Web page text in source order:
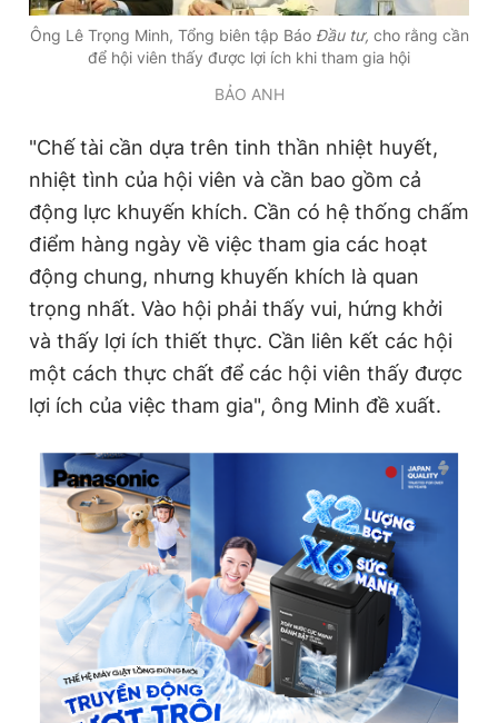
Ông Lê Trọng Minh, Tổng biên tập Báo Đầu tư, cho rằng cần
để hội viên thấy được lợi ích khi tham gia hội
BẢO ANH
"Chế tài cần dựa trên tinh thần nhiệt huyết,
nhiệt tình của hội viên và cần bao gồm cả
động lực khuyến khích. Cần có hệ thống chấm
điểm hàng ngày về việc tham gia các hoạt
động chung, nhưng khuyến khích là quan
trọng nhất. Vào hội phải thấy vui, hứng khởi
và thấy lợi ích thiết thực. Cần liên kết các hội
một cách thực chất để các hội viên thấy được
lợi ích của việc tham gia", ông Minh đề xuất.